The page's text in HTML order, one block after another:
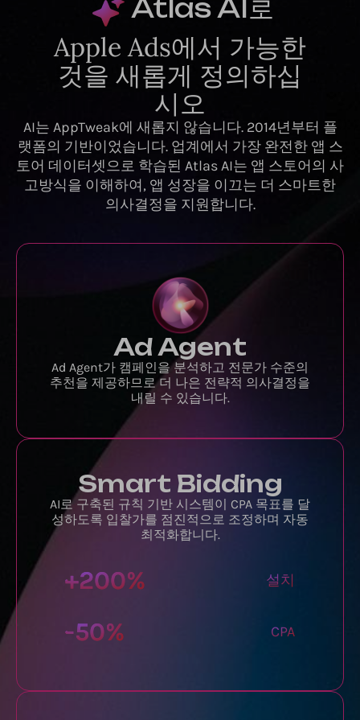
Atlas AI 로
Apple Ads에서 가능한
것을 새롭게 정의하십
시오
AI는 AppTweak에 새롭지 않습니다. 2014년부터 플
랫폼의 기반이었습니다. 업계에서 가장 완전한 앱 스
토어 데이터셋으로 학습된 Atlas AI는 앱 스토어의 사
고방식을 이해하여, 앱 성장을 이끄는 더 스마트한
의사결정을 지원합니다.
Ad Agent
Ad Agent가 캠페인을 분석하고 전문가 수준의
추천을 제공하므로 더 나은 전략적 의사결정을
내릴 수 있습니다.
Smart Bidding
AI로 구축된 규칙 기반 시스템이 CPA 목표를 달
성하도록 입찰가를 점진적으로 조정하며 자동
최적화합니다.
+200% 설치
-50% CPA